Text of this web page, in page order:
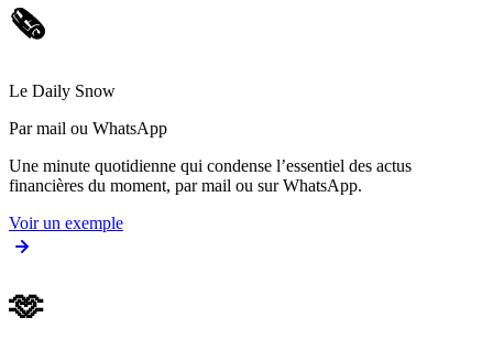
🗞️
Le Daily Snow
Par mail ou WhatsApp
Une minute quotidienne qui condense l’essentiel des actus
financières du moment, par mail ou sur WhatsApp.
Voir un exemple
🫶